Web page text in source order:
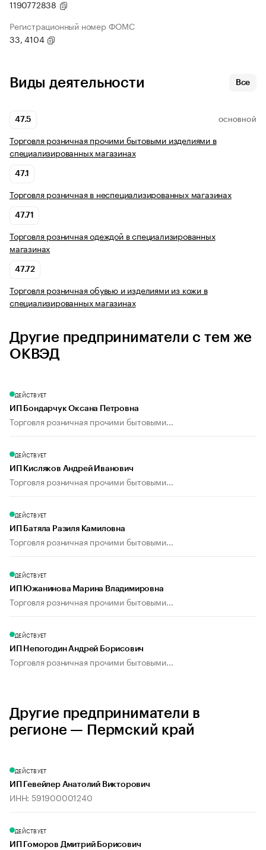
1190772838
Регистрационный номер ФОМС
33, 4104
Виды деятельности Все
47.5 ОСНОВНОЙ
Торговля розничная прочими бытовыми изделиями в
специализированных магазинах
47.1
Торговля розничная в неспециализированных магазинах
47.71
Торговля розничная одеждой в специализированных
магазинах
47.72
Торговля розничная обувью и изделиями из кожи в
специализированных магазинах
Другие предприниматели с тем же
ОКВЭД
ДЕЙСТВУЕТ
ИП Бондарчук Оксана Петровна
Торговля розничная прочими бытовыми...
ДЕЙСТВУЕТ
ИП Кисляков Андрей Иванович
Торговля розничная прочими бытовыми...
ДЕЙСТВУЕТ
ИП Батяла Разиля Камиловна
Торговля розничная прочими бытовыми...
ДЕЙСТВУЕТ
ИП Южанинова Марина Владимировна
Торговля розничная прочими бытовыми...
ДЕЙСТВУЕТ
ИП Непогодин Андрей Борисович
Торговля розничная прочими бытовыми...
Другие предприниматели в
регионе — Пермский край
ДЕЙСТВУЕТ
ИП Гевейлер Анатолий Викторович
ИНН: 591900001240
ДЕЙСТВУЕТ
ИП Гоморов Дмитрий Борисович